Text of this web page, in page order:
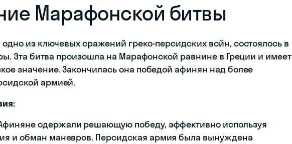
Марафонской битвы
из ключевых сражений греко-персидских войн, состоялось в
Эта битва произошла на Марафонской равнине в Греции и имеет
значение. Закончилась она победой афинян над более
армией.
одержали решающую победу, эффективно используя
и обман маневров. Персидская армия была вынуждена